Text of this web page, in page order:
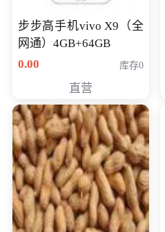
步步高手机vivo X9（全
网通）4GB+64GB
0.00
库存0
直营